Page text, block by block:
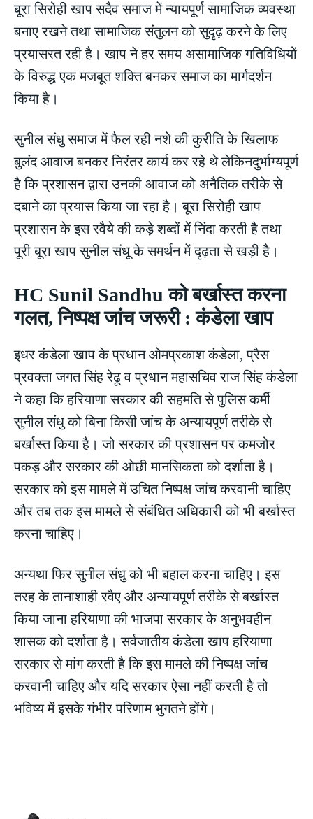
बूरा सिरोही खाप सदैव समाज में न्यायपूर्ण सामाजिक व्यवस्था
बनाए रखने तथा सामाजिक संतुलन को सुदृढ़ करने के लिए
प्रयासरत रही है। खाप ने हर समय असामाजिक गतिविधियों
के विरुद्ध एक मजबूत शक्ति बनकर समाज का मार्गदर्शन
किया है।
सुनील संधु समाज में फैल रही नशे की कुरीति के खिलाफ
बुलंद आवाज बनकर निरंतर कार्य कर रहे थे लेकिनदुर्भाग्यपूर्ण
है कि प्रशासन द्वारा उनकी आवाज को अनैतिक तरीके से
दबाने का प्रयास किया जा रहा है। बूरा सिरोही खाप
प्रशासन के इस रवैये की कड़े शब्दों में निंदा करती है तथा
पूरी बूरा खाप सुनील संधू के समर्थन में दृढ़ता से खड़ी है।
HC Sunil Sandhu को बर्खास्त करना
गलत, निष्पक्ष जांच जरूरी : कंडेला खाप
इधर कंडेला खाप के प्रधान ओमप्रकाश कंडेला, प्रैस
प्रवक्ता जगत सिंह रेढू व प्रधान महासचिव राज सिंह कंडेला
ने कहा कि हरियाणा सरकार की सहमति से पुलिस कर्मी
सुनील संधु को बिना किसी जांच के अन्यायपूर्ण तरीके से
बर्खास्त किया है। जो सरकार की प्रशासन पर कमजोर
पकड़ और सरकार की ओछी मानसिकता को दर्शाता है।
सरकार को इस मामले में उचित निष्पक्ष जांच करवानी चाहिए
और तब तक इस मामले से संबंधित अधिकारी को भी बर्खास्त
करना चाहिए।
अन्यथा फिर सुनील संधु को भी बहाल करना चाहिए। इस
तरह के तानाशाही रवैए और अन्यायपूर्ण तरीके से बर्खास्त
किया जाना हरियाणा की भाजपा सरकार के अनुभवहीन
शासक को दर्शाता है। सर्वजातीय कंडेला खाप हरियाणा
सरकार से मांग करती है कि इस मामले की निष्पक्ष जांच
करवानी चाहिए और यदि सरकार ऐसा नहीं करती है तो
भविष्य में इसके गंभीर परिणाम भुगतने होंगे।